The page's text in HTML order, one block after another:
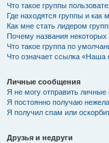
Что такое группы
Где находятся группы и как
Как мне стать лидером
Почему названия
Что такое группа по
Что означает ссылка «Наша
Личные сообщения
Я не могу отправить
Я постоянно получаю
Я получил спам или
Друзья и недруги